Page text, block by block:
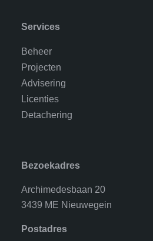
Services
Beheer
Projecten
Advisering
Licenties
Detachering
Bezoekadres
Archimedesbaan 20
3439 ME Nieuwegein
Postadres